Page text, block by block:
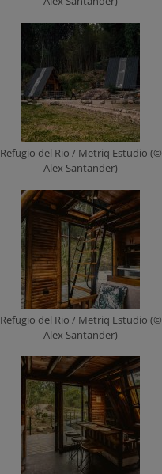
Refugio del Rio / Metriq Estudio (©
Alex Santander)
Refugio del Rio / Metriq Estudio (©
Alex Santander)